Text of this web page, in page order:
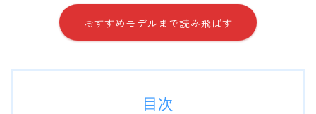
ROXY
SALOMON
おすすめモデルまで読み飛ばす
目次